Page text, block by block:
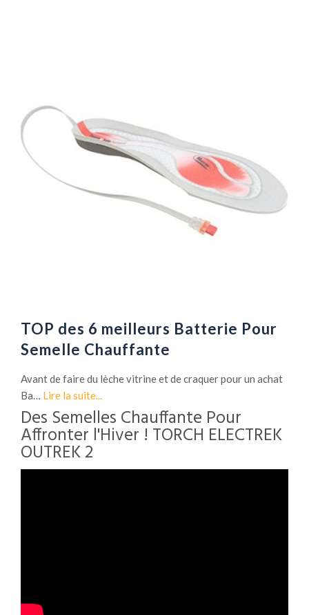
TOP des 6 meilleurs Batterie Pour
Semelle Chauffante
Avant de faire du lèche vitrine et de craquer pour un achat
Ba… Lire la suite...
Des Semelles Chauffante Pour
Affronter l'Hiver ! TORCH ELECTREK
OUTREK 2